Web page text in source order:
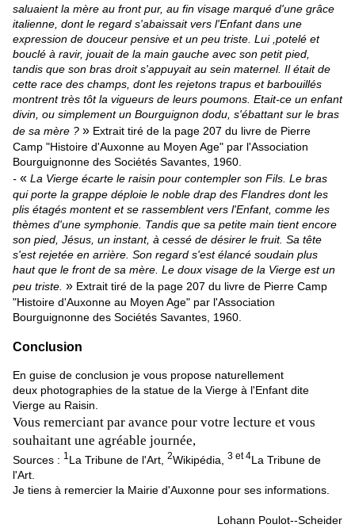
saluaient la mère au front pur, au fin visage marqué d'une grâce
italienne, dont le regard s'abaissait vers l'Enfant dans une
expression de douceur pensive et un peu triste. Lui ,potelé et
bouclé à ravir, jouait de la main gauche avec son petit pied,
tandis que son bras droit s'appuyait au sein maternel. Il était de
cette race des champs, dont les rejetons trapus et barbouillés
montrent très tôt la vigueurs de leurs poumons. Etait-ce un enfant
divin, ou simplement un Bourguignon dodu, s'ébattant sur le bras
de sa mère ? » Extrait tiré de la page 207 du livre de Pierre
Camp "Histoire d'Auxonne au Moyen Age" par l'Association
Bourguignonne des Sociétés Savantes, 1960.
- « La Vierge écarte le raisin pour contempler son Fils. Le bras
qui porte la grappe déploie le noble drap des Flandres dont les
plis étagés montent et se rassemblent vers l'Enfant, comme les
thèmes d'une symphonie. Tandis que sa petite main tient encore
son pied, Jésus, un instant, à cessé de désirer le fruit. Sa tête
s'est rejetée en arrière. Son regard s'est élancé soudain plus
haut que le front de sa mère. Le doux visage de la Vierge est un
peu triste. » Extrait tiré de la page 207 du livre de Pierre Camp
"Histoire d'Auxonne au Moyen Age" par l'Association
Bourguignonne des Sociétés Savantes, 1960.
Conclusion
En guise de conclusion je vous propose naturellement
deux photographies de la statue de la Vierge à l'Enfant dite
Vierge au Raisin.
Vous remerciant par avance pour votre lecture et vous
souhaitant une agréable journée,
Sources : 1 La Tribune de l'Art, 2Wikipédia, 3 et 4La Tribune de
l'Art.
Je tiens à remercier la Mairie d'Auxonne pour ses informations.
Lohann Poulot--Scheider